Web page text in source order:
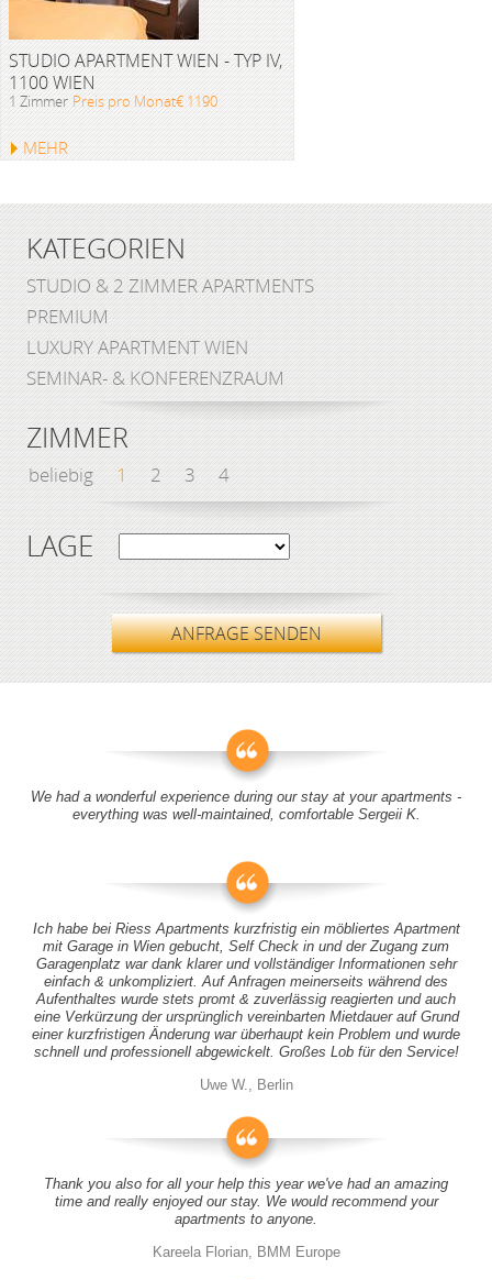
STUDIO APARTMENT WIEN - TYP IV,
1100 WIEN
1 Zimmer Preis pro Monat€ 1190
MEHR
KATEGORIEN
STUDIO & 2 ZIMMER APARTMENTS
PREMIUM
LUXURY APARTMENT WIEN
SEMINAR- & KONFERENZRAUM
ZIMMER
beliebig 1 2 3 4
LAGE
ANFRAGE SENDEN
We had a wonderful experience during our stay at your apartments -
everything was well-maintained, comfortable Sergeii K.
Ich habe bei Riess Apartments kurzfristig ein möbliertes Apartment
mit Garage in Wien gebucht, Self Check in und der Zugang zum
Garagenplatz war dank klarer und vollständiger Informationen sehr
einfach & unkompliziert. Auf Anfragen meinerseits während des
Aufenthaltes wurde stets promt & zuverlässig reagierten und auch
eine Verkürzung der ursprünglich vereinbarten Mietdauer auf Grund
einer kurzfristigen Änderung war überhaupt kein Problem und wurde
schnell und professionell abgewickelt. Großes Lob für den Service!
Uwe W., Berlin
Thank you also for all your help this year we've had an amazing
time and really enjoyed our stay. We would recommend your
apartments to anyone.
Kareela Florian, BMM Europe